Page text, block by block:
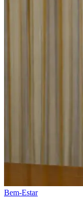
Bem-Estar